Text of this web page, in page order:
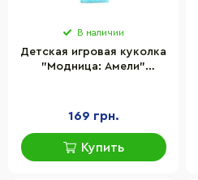
В наличии
Детская игровая куколка
"Модница: Амели"
169 грн.
Купить